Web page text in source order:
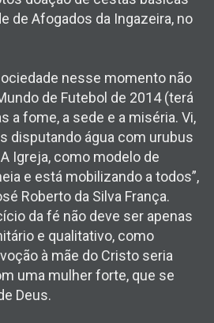
de Afogados da Ingazeira, no
nesse momento não
de Futebol de 2014 (terá
a fome, a sede e a miséria. Vi,
disputando água com urubus
Igreja, como modelo de
e está mobilizando a todos”,
Roberto da Silva França.
da fé não deve ser apenas
e qualitativo, como
à mãe do Cristo seria
uma mulher forte, que se
Deus.